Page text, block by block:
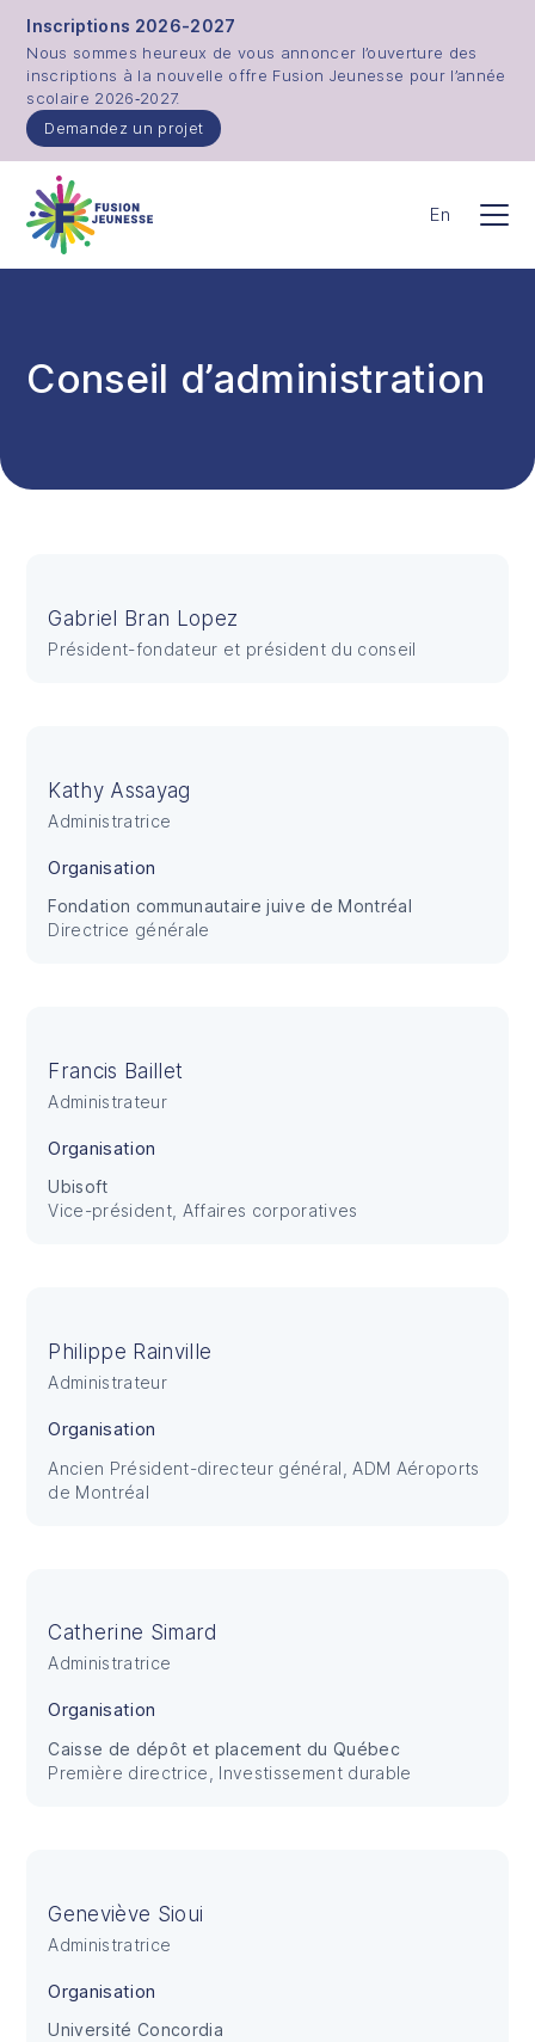
Inscriptions 2026-2027
Nous sommes heureux de vous annoncer l’ouverture des
inscriptions à la nouvelle offre Fusion Jeunesse pour l’année
scolaire 2026‑2027.
Demandez un projet
Fusion Jeunesse
En
Conseil d’administration
Gabriel Bran Lopez
Président-fondateur et président du conseil
Kathy Assayag
Administratrice
Organisation
Fondation communautaire juive de Montréal
Directrice générale
Francis Baillet
Administrateur
Organisation
Ubisoft
Vice-président, Affaires corporatives
Philippe Rainville
Administrateur
Organisation
Ancien Président-directeur général, ADM Aéroports
de Montréal
Catherine Simard
Administratrice
Organisation
Caisse de dépôt et placement du Québec
Première directrice, Investissement durable
Geneviève Sioui
Administratrice
Organisation
Université Concordia